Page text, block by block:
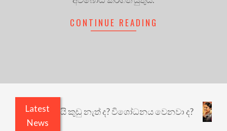
CONTINUE READING
Latest
News
ඇතුළෙයි කුඩු නැත් ද? විශෝධනය වෙනවා ද?